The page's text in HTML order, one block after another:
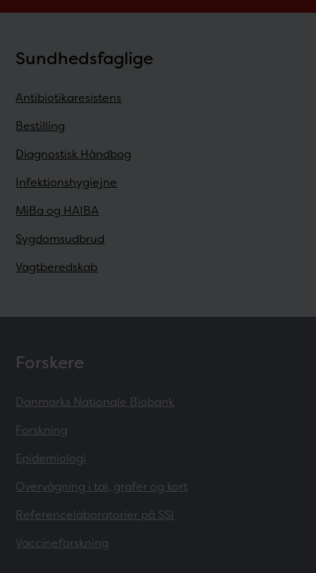
Sundhedsfaglige
Antibiotikaresistens
Bestilling
Diagnostisk Håndbog
Infektionshygiejne
MiBa og HAIBA
Sygdomsudbrud
Vagtberedskab
Forskere
Danmarks Nationale Biobank
Forskning
Epidemiologi
Overvågning i tal, grafer og kort
Referencelaboratorier på SSI
Vaccineforskning